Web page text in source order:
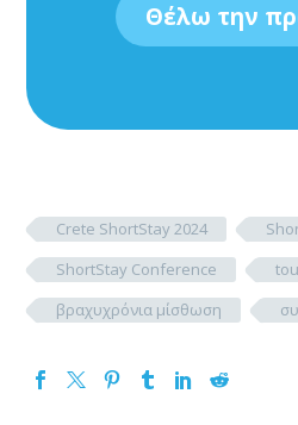
Θέλω την
Crete ShortStay 2024
ShortStay Conference
βραχυχρόνια μίσθωση